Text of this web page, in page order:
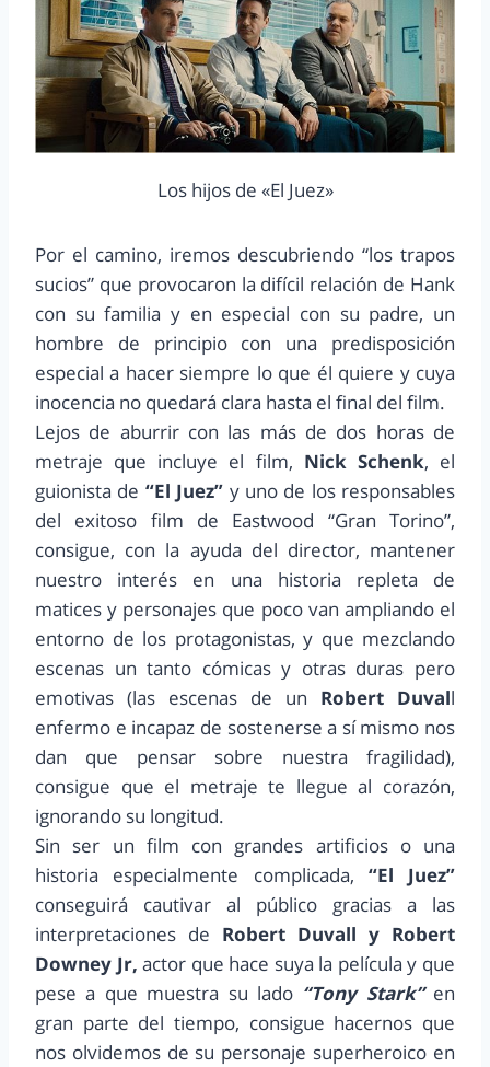
Los hijos de «El Juez»
Por el camino, iremos descubriendo “los trapos
sucios” que provocaron la difícil relación de Hank
con su familia y en especial con su padre, un
hombre de principio con una predisposición
especial a hacer siempre lo que él quiere y cuya
inocencia no quedará clara hasta el final del film.
Lejos de aburrir con las más de dos horas de
metraje que incluye el film, Nick Schenk, el
guionista de “El Juez” y uno de los responsables
del exitoso film de Eastwood “Gran Torino”,
consigue, con la ayuda del director, mantener
nuestro interés en una historia repleta de
matices y personajes que poco van ampliando el
entorno de los protagonistas, y que mezclando
escenas un tanto cómicas y otras duras pero
emotivas (las escenas de un Robert Duvall
enfermo e incapaz de sostenerse a sí mismo nos
dan que pensar sobre nuestra fragilidad),
consigue que el metraje te llegue al corazón,
ignorando su longitud.
Sin ser un film con grandes artificios o una
historia especialmente complicada,
“El Juez”
conseguirá cautivar al público gracias a las
interpretaciones de Robert Duvall y Robert
Downey Jr, actor que hace suya la película y que
pese a que muestra su lado “Tony Stark”en
gran parte del tiempo, consigue hacernos que
nos olvidemos de su personaje superheroico en